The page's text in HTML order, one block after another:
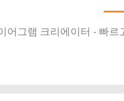
어그램 크리에이터 - 빠